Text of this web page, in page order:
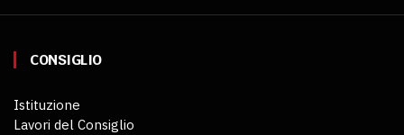
CONSIGLIO
Istituzione
Lavori del Consiglio